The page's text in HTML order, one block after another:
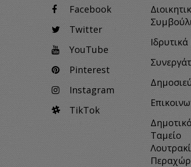
Facebook
Twitter
YouTube
Pinterest
Instagram
TikTok
Ταμείο